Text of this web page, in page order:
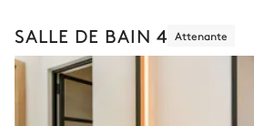
SALLE DE BAIN 4 Attenante